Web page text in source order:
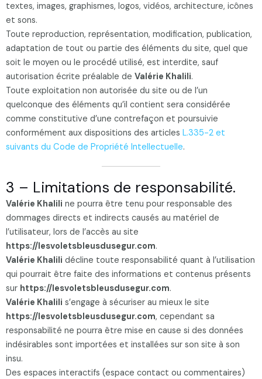
textes, images, graphismes, logos, vidéos, architecture, icônes
et sons.
Toute reproduction, représentation, modification, publication,
adaptation de tout ou partie des éléments du site, quel que
soit le moyen ou le procédé utilisé, est interdite, sauf
autorisation écrite préalable de Valérie Khalili.
Toute exploitation non autorisée du site ou de l’un
quelconque des éléments qu’il contient sera considérée
comme constitutive d’une contrefaçon et poursuivie
conformément aux dispositions des articles L.335-2 et
suivants du Code de Propriété Intellectuelle.
3 – Limitations de responsabilité.
Valérie Khalili ne pourra être tenu pour responsable des
dommages directs et indirects causés au matériel de
l’utilisateur, lors de l’accès au site
https://lesvoletsbleusdusegur.com.
Valérie Khalili décline toute responsabilité quant à l’utilisation
qui pourrait être faite des informations et contenus présents
sur https://lesvoletsbleusdusegur.com.
Valérie Khalili s’engage à sécuriser au mieux le site
https://lesvoletsbleusdusegur.com, cependant sa
responsabilité ne pourra être mise en cause si des données
indésirables sont importées et installées sur son site à son
insu.
Des espaces interactifs (espace contact ou commentaires)